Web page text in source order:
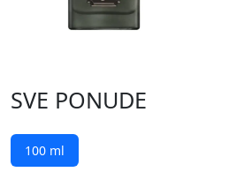
SVE PONUDE
100 ml